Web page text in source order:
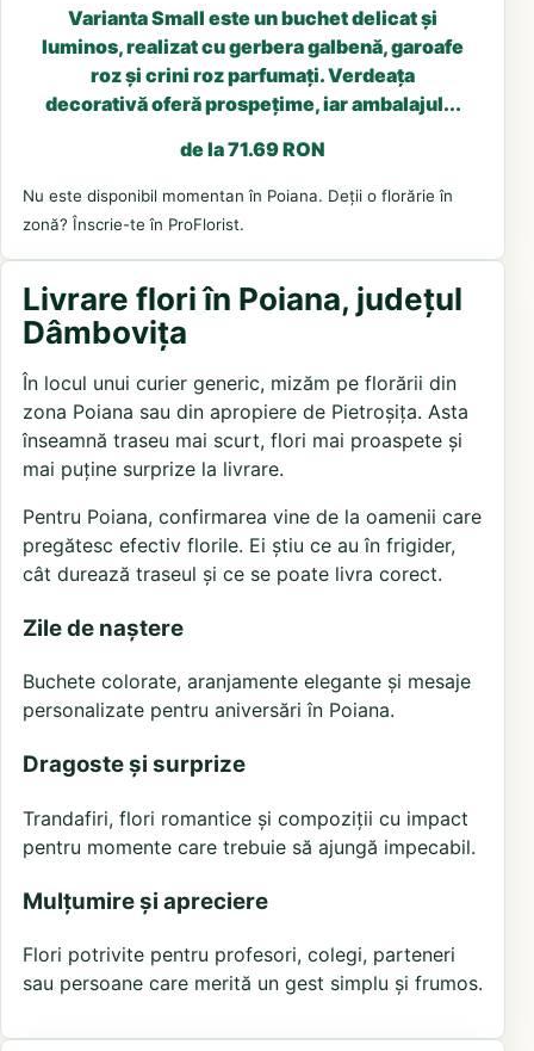
Varianta Small este un buchet delicat și
luminos, realizat cu gerbera galbenă, garoafe
roz și crini roz parfumați. Verdeața
decorativă oferă prospețime, iar ambalajul...
de la 71.69 RON
Nu este disponibil momentan în Poiana. Deții o florărie în
zonă? Înscrie-te în ProFlorist.
Livrare flori în Poiana, județul
Dâmbovița
În locul unui curier generic, mizăm pe florării din
zona Poiana sau din apropiere de Pietroșița. Asta
înseamnă traseu mai scurt, flori mai proaspete și
mai puține surprize la livrare.
Pentru Poiana, confirmarea vine de la oamenii care
pregătesc efectiv florile. Ei știu ce au în frigider,
cât durează traseul și ce se poate livra corect.
Zile de naștere
Buchete colorate, aranjamente elegante și mesaje
personalizate pentru aniversări în Poiana.
Dragoste și surprize
Trandafiri, flori romantice și compoziții cu impact
pentru momente care trebuie să ajungă impecabil.
Mulțumire și apreciere
Flori potrivite pentru profesori, colegi, parteneri
sau persoane care merită un gest simplu și frumos.